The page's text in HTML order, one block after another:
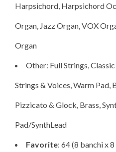
Harpsichord, Harpsichord
Organ, Jazz Organ, VOX
Organ
Other: Full Strings, Classic
Strings & Voices, Warm Pad,
Pizzicato & Glock, Brass,
Pad/SynthLead
Favorite: 64 (8 banchi x